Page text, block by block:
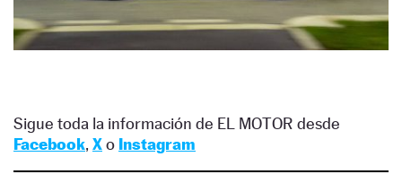
Sigue toda la información de EL MOTOR desde
Facebook, Xo Instagram